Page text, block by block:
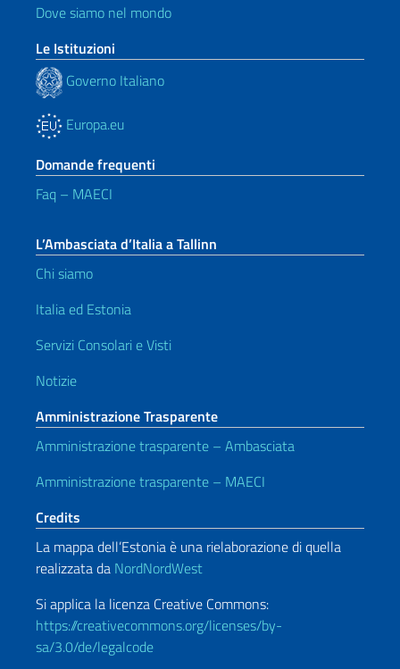
Dove siamo nel mondo
Le Istituzioni
Governo Italiano
Europa.eu
Domande frequenti
Faq – MAECI
L’Ambasciata d’Italia a Tallinn
Chi siamo
Italia ed Estonia
Servizi Consolari e Visti
Notizie
Amministrazione Trasparente
Amministrazione trasparente – Ambasciata
Amministrazione trasparente – MAECI
Credits
La mappa dell’Estonia è una rielaborazione di quella
realizzata da NordNordWest
Si applica la licenza Creative Commons:
https://creativecommons.org/licenses/by-
sa/3.0/de/legalcode